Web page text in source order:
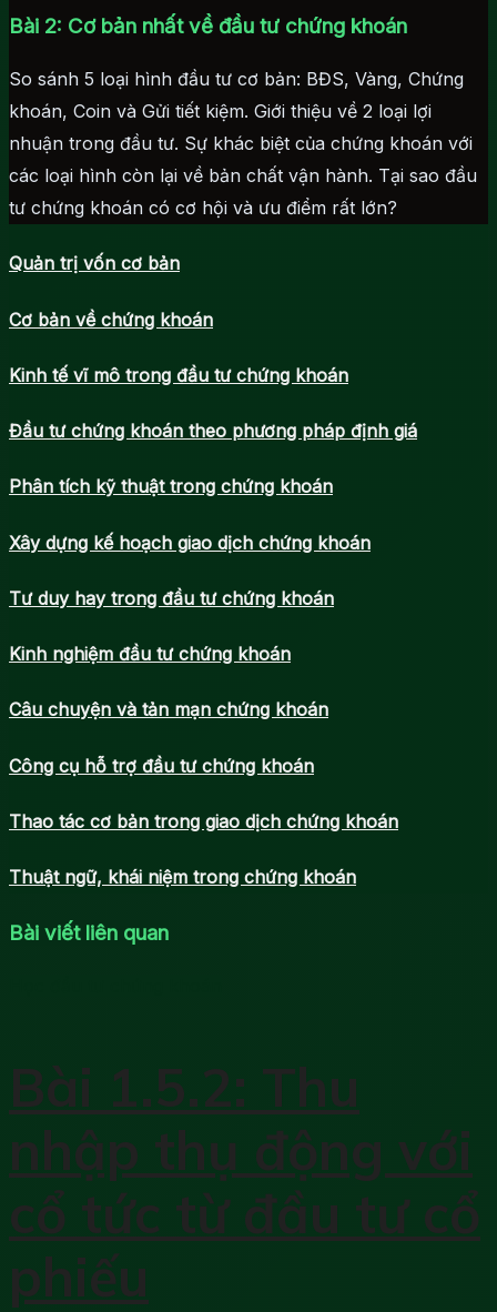
Bài 2: Cơ bản nhất về đầu tư chứng khoán
So sánh 5 loại hình đầu tư cơ bản: BĐS, Vàng, Chứng
khoán, Coin và Gửi tiết kiệm. Giới thiệu về 2 loại lợi
nhuận trong đầu tư. Sự khác biệt của chứng khoán với
các loại hình còn lại về bản chất vận hành. Tại sao đầu
tư chứng khoán có cơ hội và ưu điểm rất lớn?
Quản trị vốn cơ bản
Cơ bản về chứng khoán
Kinh tế vĩ mô trong đầu tư chứng khoán
Đầu tư chứng khoán theo phương pháp định giá
Phân tích kỹ thuật trong chứng khoán
Xây dựng kế hoạch giao dịch chứng khoán
Tư duy hay trong đầu tư chứng khoán
Kinh nghiệm đầu tư chứng khoán
Câu chuyện và tản mạn chứng khoán
Công cụ hỗ trợ đầu tư chứng khoán
Thao tác cơ bản trong giao dịch chứng khoán
Thuật ngữ, khái niệm trong chứng khoán
Bài viết liên quan
Bài 1.5.2: Thu
nhập thụ động với
cổ tức từ đầu tư cổ
phiếu